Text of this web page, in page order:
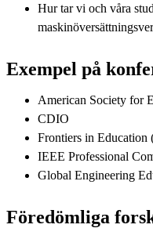
Hur tar vi och våra
Exempel på
American Society for
CDIO
Frontiers in Education
IEEE Professional
Global Engineering
Föredömliga